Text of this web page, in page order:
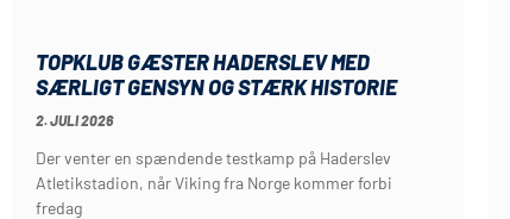
TOPKLUB GÆSTER HADERSLEV MED
SÆRLIGT GENSYN OG STÆRK HISTORIE
2. JULI 2026
Der venter en spændende testkamp på Haderslev
Atletikstadion, når Viking fra Norge kommer forbi
fredag